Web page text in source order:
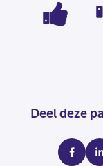
Deel deze
facebook